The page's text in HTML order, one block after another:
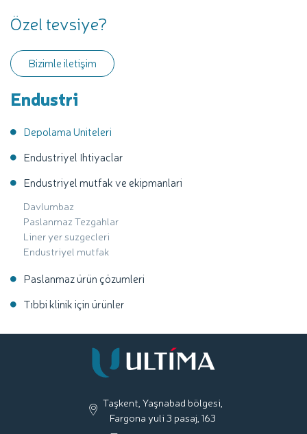
Endustri
Depolama Uniteleri
Endustriyel Ihtiyaclar
Endustriyel mutfak ve ekipmanlari
Davlumbaz
Paslanmaz Tezgahlar
Liner yer suzgecleri
Endustriyel mutfak
Paslanmaz ürün çözumleri
Tıbbi klinik için ürünler
Özel tevsiye?
Bizimle iletişim
Taşkent, Yaşnabad bölgesi,
Fargona yuli 3 pasaj, 163